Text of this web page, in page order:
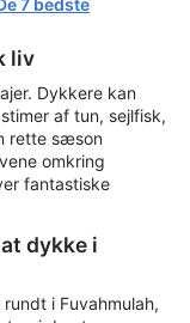
liv
Dykkere kan
af tun, sejlfisk,
rette sæson
omkring
fantastiske
dykke i
i Fuvahmulah,